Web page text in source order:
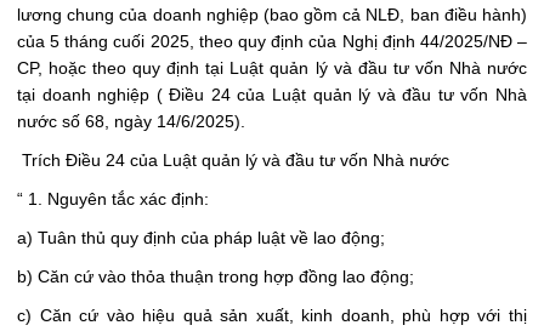
lương chung của doanh nghiệp (bao gồm cả NLĐ, ban điều hành)
của 5 tháng cuối 2025, theo quy định của Nghị định 44/2025/NĐ –
CP, hoặc theo quy định tại Luật quản lý và đầu tư vốn Nhà nước
tại doanh nghiệp ( Điều 24 của Luật quản lý và đầu tư vốn Nhà
nước số 68, ngày 14/6/2025).
Trích Điều 24 của Luật quản lý và đầu tư vốn Nhà nước
“ 1. Nguyên tắc xác định:
a) Tuân thủ quy định của pháp luật về lao động;
b) Căn cứ vào thỏa thuận trong hợp đồng lao động;
c) Căn cứ vào hiệu quả sản xuất, kinh doanh, phù hợp với thị